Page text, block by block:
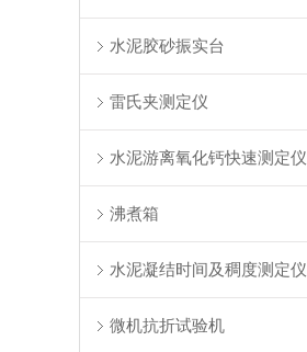
水泥胶砂振实台
雷氏夹测定仪
水泥游离氧化钙快速测定仪
沸煮箱
水泥凝结时间及稠度测定仪
微机抗折试验机